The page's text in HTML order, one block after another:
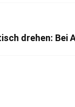
drehen: Bei